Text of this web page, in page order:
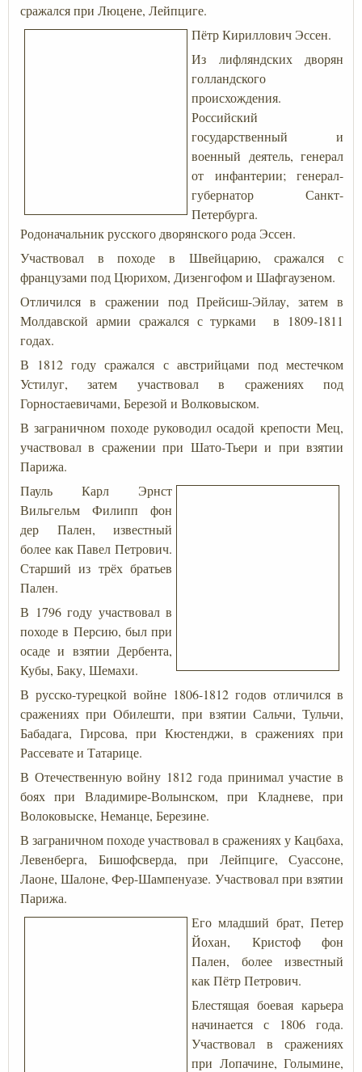
сражался при Люцене, Лейпциге.
Пётр Кириллович Эссен.
Из лифляндских дворян
голландского
происхождения.
Российский
государственный и
военный деятель, генерал
от инфантерии; генерал-
губернатор Санкт-
Петербурга.
Родоначальник русского дворянского рода Эссен.
Участвовал в походе в Швейцарию, сражался с
французами под Цюрихом, Дизенгофом и Шафгаузеном.
Отличился в сражении под Прейсиш-Эйлау, затем в
Молдавской армии сражался с турками в 1809-1811
годах.
В 1812 году сражался с австрийцами под местечком
Устилуг, затем участвовал в сражениях под
Горностаевичами, Березой и Волковыском.
В заграничном походе руководил осадой крепости Мец,
участвовал в сражении при Шато-Тьери и при взятии
Парижа.
Пауль Карл Эрнст
Вильгельм Филипп фон
дер Пален, известный
более как Павел Петрович.
Старший из трёх братьев
Пален.
В 1796 году участвовал в
походе в Персию, был при
осаде и взятии Дербента,
Кубы, Баку, Шемахи.
В русско-турецкой войне 1806-1812 годов отличился в
сражениях при Обилешти, при взятии Сальчи, Тульчи,
Бабадага, Гирсова, при Кюстенджи, в сражениях при
Рассевате и Татарице.
В Отечественную войну 1812 года принимал участие в
боях при Владимире-Волынском, при Кладневе, при
Волоковыске, Неманце, Березине.
В заграничном походе участвовал в сражениях у Кацбаха,
Левенберга, Бишофсверда, при Лейпциге, Суассоне,
Лаоне, Шалоне, Фер-Шампенуазе. Участвовал при взятии
Парижа.
Его младший брат, Петер
Йохан, Кристоф фон
Пален, более известный
как Пётр Петрович.
Блестящая боевая карьера
начинается с 1806 года.
Участвовал в сражениях
при Лопачине, Голымине,